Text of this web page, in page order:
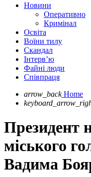
Новини
Оперативно
Кримінал
Освіта
Воїни тилу
Скандал
Інтерв’ю
Файні люди
Співпраця
arrow_back Home
Президент
міського
Вадима